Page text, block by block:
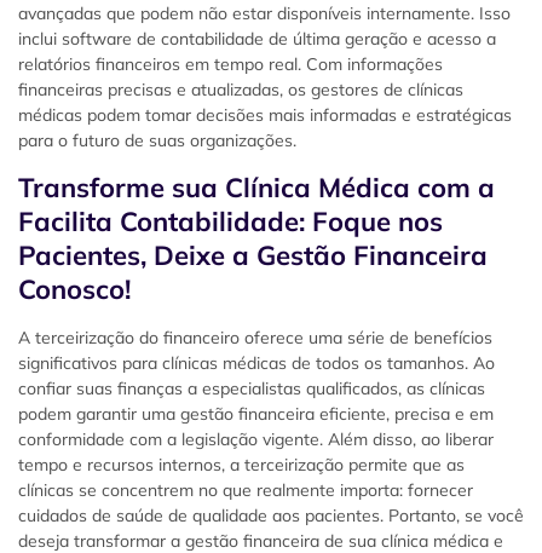
avançadas que podem não estar disponíveis internamente. Isso
inclui software de contabilidade de última geração e acesso a
relatórios financeiros em tempo real. Com informações
financeiras precisas e atualizadas, os gestores de clínicas
médicas podem tomar decisões mais informadas e estratégicas
para o futuro de suas organizações.
Transforme sua Clínica Médica com a
Facilita Contabilidade: Foque nos
Pacientes, Deixe a Gestão Financeira
Conosco!
A terceirização do financeiro oferece uma série de benefícios
significativos para clínicas médicas de todos os tamanhos. Ao
confiar suas finanças a especialistas qualificados, as clínicas
podem garantir uma gestão financeira eficiente, precisa e em
conformidade com a legislação vigente. Além disso, ao liberar
tempo e recursos internos, a terceirização permite que as
clínicas se concentrem no que realmente importa: fornecer
cuidados de saúde de qualidade aos pacientes. Portanto, se você
deseja transformar a gestão financeira de sua clínica médica e